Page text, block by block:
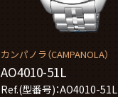
カンパノラ（CAMPANOLA）
AO4010-51L
Ref.(型番号)：AO4010-51L